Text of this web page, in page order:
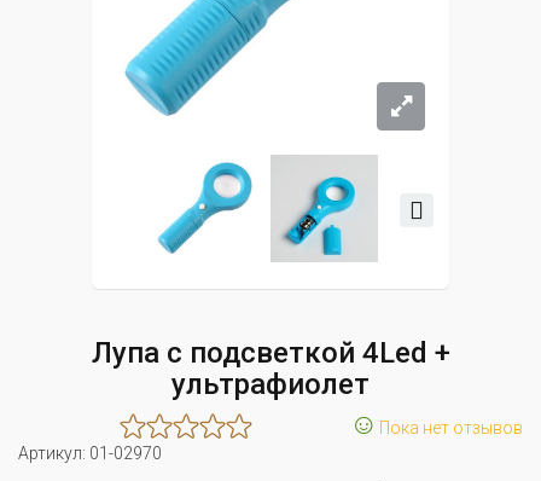
Лупа с подсветкой 4Led +
ультрафиолет
☺ Пока нет отзывов
Артикул: 01-02970